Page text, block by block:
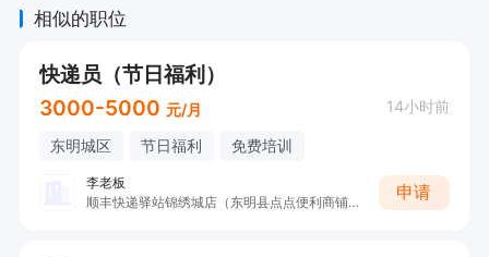
相似的职位
快递员（节日福利）
3000-5000 元/月 14小时前
东明城区 节日福利 免费培训
李老板
顺丰快递驿站锦绣城店（东明县点点便利商铺）
申请